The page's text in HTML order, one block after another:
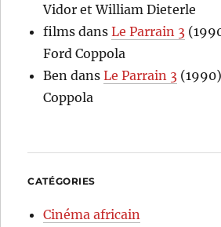
Vidor et William Dieterle
films dansLe Parrain 3
Ford Coppola
Ben dansLe Parrain 3
Coppola
CATÉGORIES
Cinéma africain